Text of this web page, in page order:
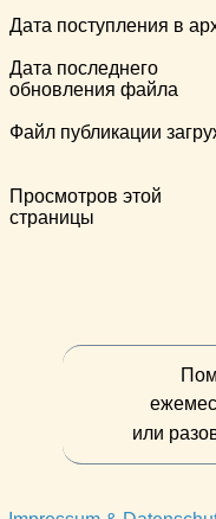
Дата поступления в
Дата последнего
обновления файла
Файл публикации
Просмотров этой
страницы
или